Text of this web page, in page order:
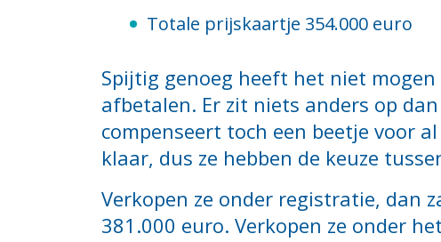
Totale prijskaartje 354.000 euro
Spijtig genoeg heeft het niet
afbetalen. Er zit niets anders op
compenseert toch een beetje voor
klaar, dus ze hebben de keuze
Verkopen ze onder registratie, dan
381.000 euro. Verkopen ze onder